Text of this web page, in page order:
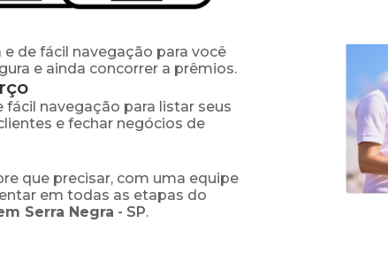
de comprar e vender
e de fácil navegação para você
e ainda concorrer a prêmios.
navegação para listar seus
e fechar negócios de
que precisar, com uma equipe
em todas as etapas do
Serra Negra - SP.